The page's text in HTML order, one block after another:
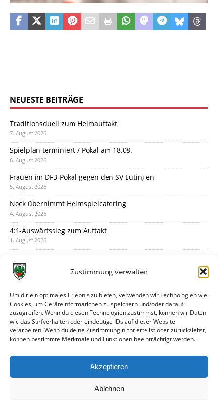
Zustimmung verwalten
Um dir ein optimales Erlebnis zu bieten, verwenden wir Technologien wie
Cookies, um Geräteinformationen zu speichern und/oder darauf
zuzugreifen. Wenn du diesen Technologien zustimmst, können wir Daten
wie das Surfverhalten oder eindeutige IDs auf dieser Website
verarbeiten. Wenn du deine Zustimmung nicht erteilst oder zurückziehst,
können bestimmte Merkmale und Funktionen beeinträchtigt werden.
Akzeptieren
Ablehnen
NEUESTE BEITRÄGE
Traditionsduell zum Heimauftakt
7. August 2026
Spielplan terminiert / Pokal am 18.08.
6. August 2026
Frauen im DFB-Pokal gegen den SV Eutingen
5. August 2026
Nock übernimmt Heimspielcatering
4. August 2026
4:1-Auswärtssieg zum Auftakt
1. August 2026
31. Juli 2026
30. Juli 2026
Deine Spielminute: 89+1
28. Juli 2026
Neuer Rückensponsor
Neue Podcast-Folge: So tickt Björn!
27. Juli 2026